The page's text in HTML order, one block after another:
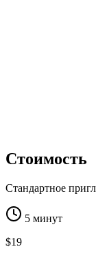
Стоимость
Стандартное
5 минут
$19